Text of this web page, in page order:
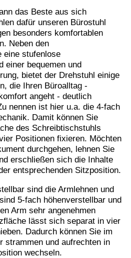
das Beste aus sich
dafür unseren Bürostuhl
besonders komfortablen
Neben den
eine stufenlose
einer bequemen und
bietet der Drehstuhl einige
die Ihren Büroalltag -
angeht - deutlich
nennen ist hier u.a. die 4-fach
Damit können Sie
des Schreibtischstuhls
Positionen fixieren. Möchten
durchgehen, lehnen Sie
erschließen sich die Inhalte
entsprechenden Sitzposition.
sind die Armlehnen und
5-fach höhenverstellbar und
Arm sehr angenehmen
lässt sich separat in vier
Dadurch können Sie im
strammen und aufrechten in
wechseln.